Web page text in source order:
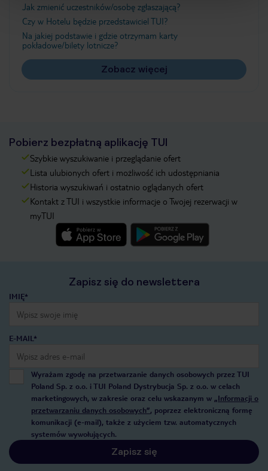
Jak zmienić uczestników/osobę zgłaszającą?
Czy w Hotelu będzie przedstawiciel TUI?
Na jakiej podstawie i gdzie otrzymam karty
pokładowe/bilety lotnicze?
Zobacz więcej
Pobierz bezpłatną aplikację TUI
Szybkie wyszukiwanie i przeglądanie ofert
Lista ulubionych ofert i możliwość ich udostępniania
Historia wyszukiwań i ostatnio oglądanych ofert
Kontakt z TUI i wszystkie informacje o Twojej rezerwacji w
myTUI
Zapisz się do newslettera
IMIĘ*
E-MAIL*
Wyrażam zgodę na przetwarzanie danych osobowych przez TUI
Poland Sp. z o.o. i TUI Poland Dystrybucja Sp. z o.o. w celach
marketingowych, w zakresie oraz celu wskazanym w „Informacji o
przetwarzaniu danych osobowych”, poprzez elektroniczną formę
komunikacji (e-mail), także z użyciem tzw. automatycznych
systemów wywołujących.
Zapisz się